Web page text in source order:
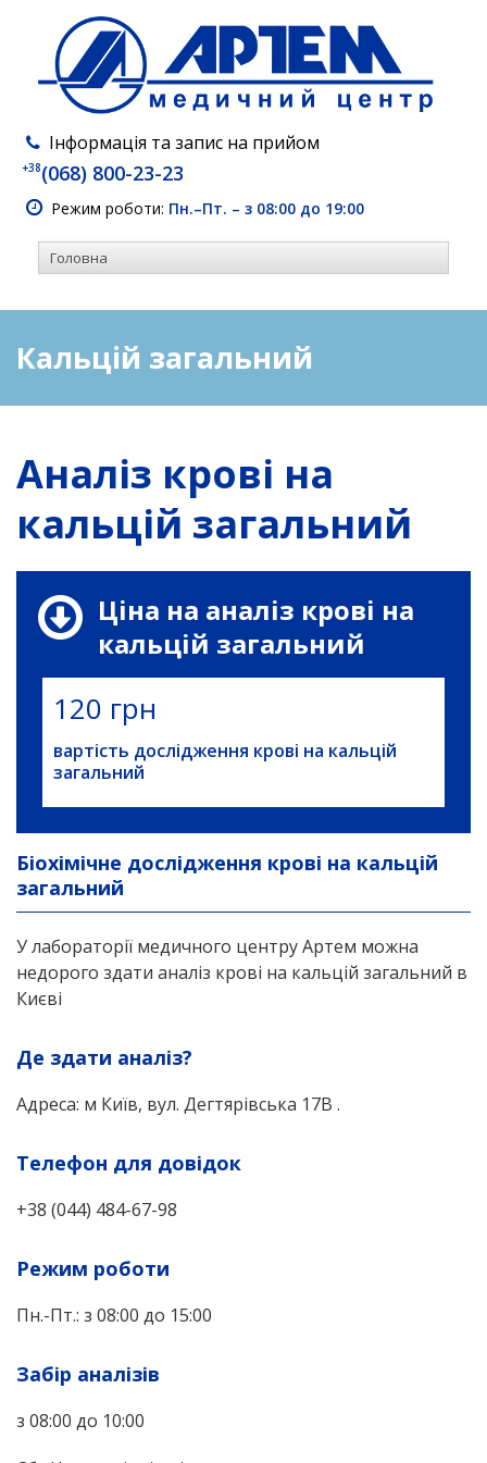
Інформація та запис на прийом
+38(068) 800-23-23
Режим роботи: Пн.–Пт. – з 08:00 до 19:00
Кальцій загальний
Аналіз крові на
кальцій загальний
Ціна на аналіз крові на
кальцій загальний
120 грн
вартість дослідження крові на кальцій
загальний
Біохімічне дослідження крові на кальцій
загальний
У лабораторії медичного центру Артем можна
недорого здати аналіз крові на кальцій загальний в
Києві
Де здати аналіз?
Адреса: м Київ, вул. Дегтярівська 17В .
Телефон для довідок
+38 (044) 484-67-98
Режим роботи
Пн.-Пт.: з 08:00 до 15:00
Забір аналізів
з 08:00 до 10:00